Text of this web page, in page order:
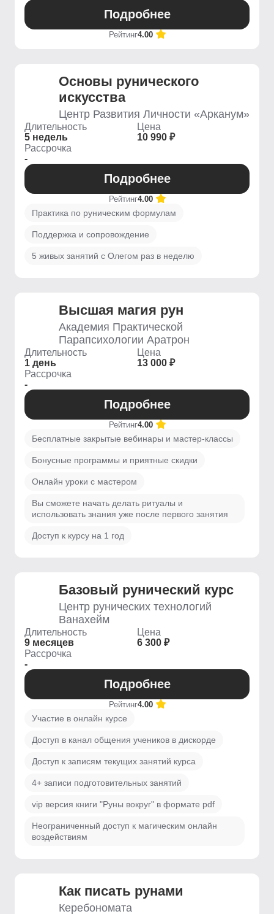
Подробнее
Рейтинг4.00
Основы рунического
искусства
Центр Развития Личности «Арканум»
Длительность
5 недель
Цена
10 990 ₽
Рассрочка
-
Подробнее
Рейтинг4.00
Практика по руническим формулам
Поддержка и сопровождение
5 живых занятий с Олегом раз в неделю
Высшая магия рун
Академия Практической
Парапсихологии Аратрон
Длительность
1 день
Цена
13 000 ₽
Рассрочка
-
Подробнее
Рейтинг4.00
Бесплатные закрытые вебинары и мастер-классы
Бонусные программы и приятные скидки
Онлайн уроки с мастером
Вы сможете начать делать ритуалы и
использовать знания уже после первого занятия
Доступ к курсу на 1 год
Базовый рунический курс
Центр рунических технологий
Ванахейм
Длительность
9 месяцев
Цена
6 300 ₽
Рассрочка
-
Подробнее
Рейтинг4.00
Участие в онлайн курсе
Доступ в канал общения учеников в дискорде
Доступ к записям текущих занятий курса
4+ записи подготовительных занятий
vip версия книги "Руны вокруг" в формате pdf
Неограниченный доступ к магическим онлайн
воздействиям
Как писать рунами
Керебономата